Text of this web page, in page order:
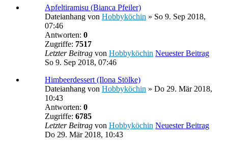
Apfeltiramisu (Bianca Pfeiler)
Dateianhang von Hobbyköchin » So 9. Sep 2018,
07:46
Antworten: 0
Zugriffe: 7517
Letzter Beitrag von Hobbyköchin Neuester Beitrag
So 9. Sep 2018, 07:46
Himbeerdessert (Ilona Stölke)
Dateianhang von Hobbyköchin » Do 29. Mär 2018,
10:43
Antworten: 0
Zugriffe: 6785
Letzter Beitrag von Hobbyköchin Neuester Beitrag
Do 29. Mär 2018, 10:43